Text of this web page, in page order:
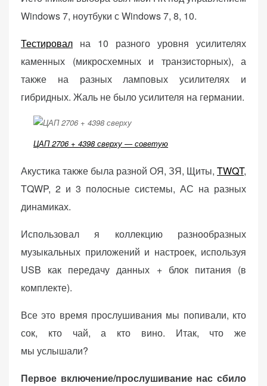
Windows 7, ноутбуки с Windows 7, 8, 10.
Тестировал на 10 разного уровня усилителях
каменных (микросхемных и транзисторных), а
также на разных ламповых усилителях и
гибридных. Жаль не было усилителя на германии.
ЦАП 2706 + 4398 сверху — советую
Акустика также была разной ОЯ, ЗЯ, Щиты, TWQT,
TQWP, 2 и 3 полосные системы, АС на разных
динамиках.
Использовал я коллекцию разнообразных
музыкальных приложений и настроек, используя
USB как передачу данных + блок питания (в
комплекте).
Все это время прослушивания мы попивали, кто
сок, кто чай, а кто вино. Итак, что же
мы услышали?
Первое включение/прослушивание нас сбило